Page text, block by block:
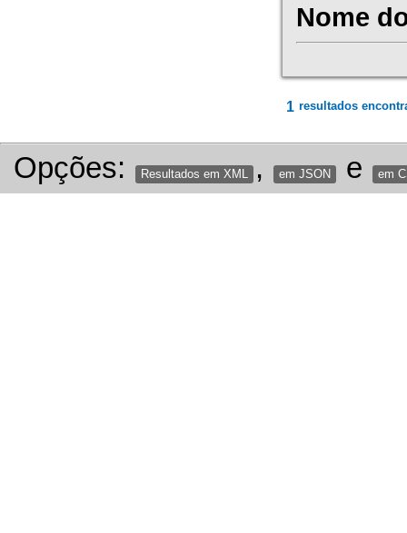
Nome
1 resultados
Opções: Resultados em XML , em JSON e em